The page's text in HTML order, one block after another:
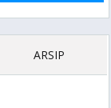
ARSIP